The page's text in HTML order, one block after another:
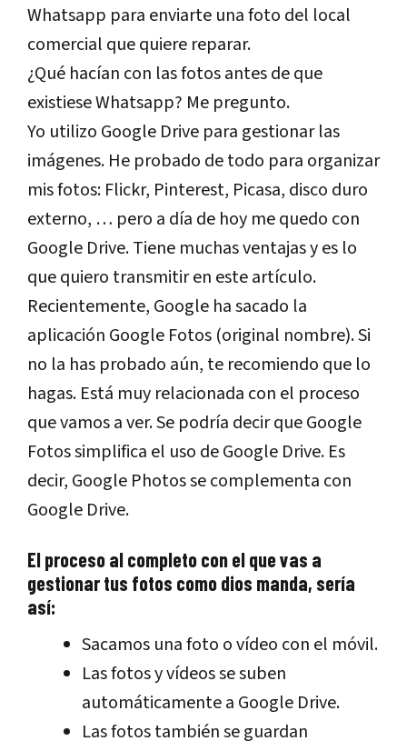
Whatsapp para enviarte una foto del local
comercial que quiere reparar.
¿Qué hacían con las fotos antes de que
existiese Whatsapp? Me pregunto.
Yo utilizo Google Drive para gestionar las
imágenes. He probado de todo para organizar
mis fotos: Flickr, Pinterest, Picasa, disco duro
externo, … pero a día de hoy me quedo con
Google Drive. Tiene muchas ventajas y es lo
que quiero transmitir en este artículo.
Recientemente, Google ha sacado la
aplicación Google Fotos (original nombre). Si
no la has probado aún, te recomiendo que lo
hagas. Está muy relacionada con el proceso
que vamos a ver. Se podría decir que Google
Fotos simplifica el uso de Google Drive. Es
decir, Google Photos se complementa con
Google Drive.
El proceso al completo con el que vas a
gestionar tus fotos como dios manda, sería
así:
Sacamos una foto o vídeo con el móvil.
Las fotos y vídeos se suben
automáticamente a Google Drive.
Las fotos también se guardan